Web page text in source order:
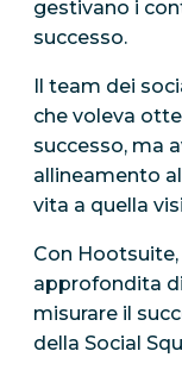
gestivano i
successo.
Il team dei
che voleva
successo, ma
allineamento
vita a quella
Con
approfondita
misurare il
della Social